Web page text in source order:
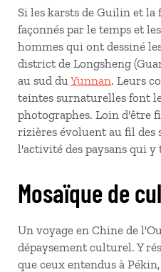
Si les karsts de Guilin et
façonnés par le temps et
hommes qui ont dessiné
district de Longsheng
au sud duYunnan. Leurs
teintes surnaturelles font
photographes. Loin d'être
rizières évoluent au fil des
l'activité des paysans qui
Mosaïque de
Un voyage en Chine de
dépaysement culturel. Y
que ceux entendus à